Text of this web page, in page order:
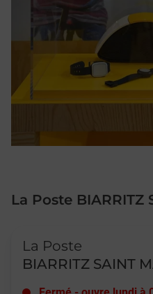
La Poste BIARRITZ
La Poste
BIARRITZ SAINT